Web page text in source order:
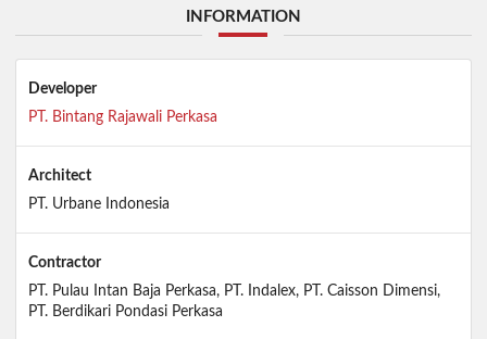
INFORMATION
Developer
PT. Bintang Rajawali Perkasa
Architect
PT. Urbane Indonesia
Contractor
PT. Pulau Intan Baja Perkasa, PT. Indalex, PT. Caisson Dimensi,
PT. Berdikari Pondasi Perkasa